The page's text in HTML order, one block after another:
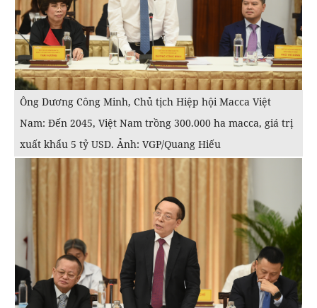
Ông Dương Công Minh, Chủ tịch Hiệp hội Macca Việt
Nam: Đến 2045, Việt Nam trồng 300.000 ha macca, giá trị
xuất khẩu 5 tỷ USD. Ảnh: VGP/Quang Hiếu